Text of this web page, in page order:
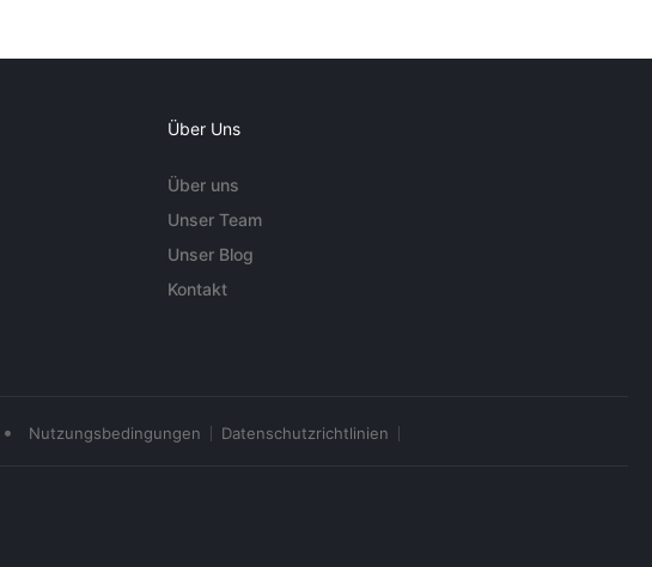
Über Uns
Über uns
Unser Team
Unser Blog
Kontakt
• Nutzungsbedingungen Datenschutzrichtlinien